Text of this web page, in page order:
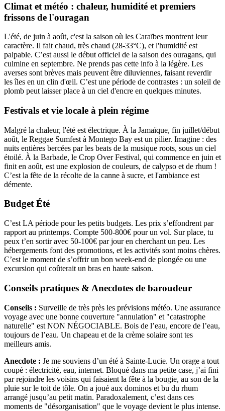
Climat et météo : chaleur, humidité et premiers
frissons de l'ouragan
L'été, de juin à août, c'est la saison où les Caraïbes montrent leur
caractère. Il fait chaud, très chaud (28-33°C), et l'humidité est
palpable. C’est aussi le début officiel de la saison des ouragans, qui
culmine en septembre. Ne prends pas cette info à la légère. Les
averses sont brèves mais peuvent être diluviennes, faisant reverdir
les îles en un clin d'œil. C’est une période de contrastes : un soleil de
plomb peut laisser place à un ciel d'encre en quelques minutes.
Festivals et vie locale à plein régime
Malgré la chaleur, l'été est électrique. À la Jamaïque, fin juillet/début
août, le Reggae Sumfest à Montego Bay est un pilier. Imagine : des
nuits entières bercées par les beats de la musique roots, sous un ciel
étoilé. À la Barbade, le Crop Over Festival, qui commence en juin et
finit en août, est une explosion de couleurs, de calypso et de rhum !
C’est la fête de la récolte de la canne à sucre, et l'ambiance est
démente.
Budget Été
C’est LA période pour les petits budgets. Les prix s’effondrent par
rapport au printemps. Compte 500-800€ pour un vol. Sur place, tu
peux t’en sortir avec 50-100€ par jour en cherchant un peu. Les
hébergements font des promotions, et les activités sont moins chères.
C’est le moment de s’offrir un bon week-end de plongée ou une
excursion qui coûterait un bras en haute saison.
Conseils pratiques & Anecdotes de baroudeur
Conseils : Surveille de très près les prévisions météo. Une assurance
voyage avec une bonne couverture "annulation" et "catastrophe
naturelle" est NON NÉGOCIABLE. Bois de l’eau, encore de l’eau,
toujours de l’eau. Un chapeau et de la crème solaire sont tes
meilleurs amis.
Anecdote : Je me souviens d’un été à Sainte-Lucie. Un orage a tout
coupé : électricité, eau, internet. Bloqué dans ma petite case, j’ai fini
par rejoindre les voisins qui faisaient la fête à la bougie, au son de la
pluie sur le toit de tôle. On a joué aux dominos et bu du rhum
arrangé jusqu’au petit matin. Paradoxalement, c’est dans ces
moments de "désorganisation" que le voyage devient le plus intense.